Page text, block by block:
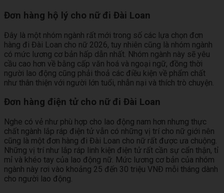
Đơn hàng hộ lý cho nữ đi Đài Loan
Đây là một nhóm ngành rất mới trong số các lựa chọn đơn
hàng đi Đài Loan cho nữ 2026, tuy nhiên cũng là nhóm ngành
có mức lương cơ bản hấp dẫn nhất. Nhóm ngành này sẽ yêu
cầu cao hơn về bằng cấp văn hoá và ngoại ngữ, đồng thời
người lao động cũng phải thoả các điều kiện về phẩm chất
như thân thiện với người lớn tuổi, nhẫn nại và thích trò chuyện.
Đơn hàng điện tử cho nữ đi Đài Loan
Nghe có vẻ như phù hợp cho lao động nam hơn nhưng thực
chất ngành lắp ráp điện tử vẫn có những vị trí cho nữ giới nên
cũng là một đơn hàng đi Đài Loan cho nữ rất được ưa chuộng.
Những vị trí như lắp ráp linh kiện điện tử rất cần sự cẩn thận, tỉ
mỉ và khéo tay của lao động nữ. Mức lương cơ bản của nhóm
ngành này rơi vào khoảng 25 đến 30 triệu VNĐ mỗi tháng dành
cho người lao động.